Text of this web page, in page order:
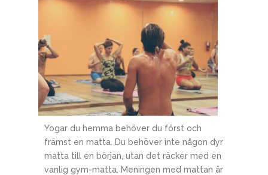
Yogar du hemma behöver du först och
främst en matta. Du behöver inte någon dyr
matta till en början, utan det räcker med en
vanlig gym-matta. Meningen med mattan är